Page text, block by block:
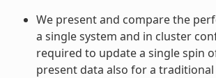
We present and compare the
a single system and in cluster
required to update a single spin
present data also for a